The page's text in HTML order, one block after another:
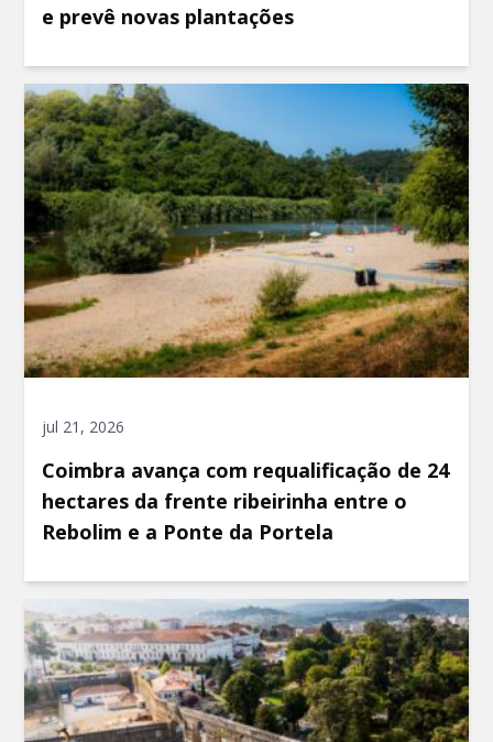
e prevê novas plantações
jul 21, 2026
Coimbra avança com requalificação de 24
hectares da frente ribeirinha entre o
Rebolim e a Ponte da Portela